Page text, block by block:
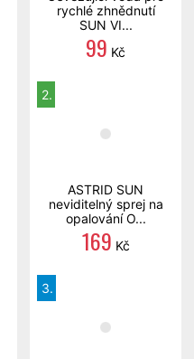
rychlé zhnědnutí
SUN VI...
99 Kč
2.
ASTRID SUN
neviditelný sprej na
opalování O...
169 Kč
3.